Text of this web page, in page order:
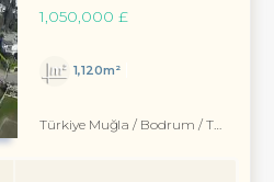
1,050,000 £
1,120m²
Türkiye Muğla / Bodrum / Turgutreis